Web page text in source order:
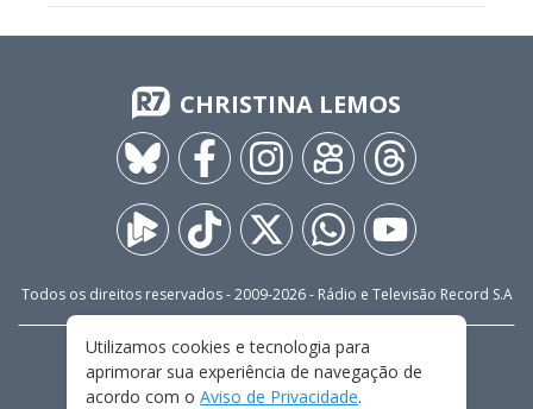
CHRISTINA LEMOS
Todos os direitos reservados - 2009-2026- Rádio e Televisão Record S.A
FALE CONOSCO
PRIVACIDADE
TERMOS E CONDIÇÕES DE USO
Utilizamos cookies e tecnologia para
aprimorar sua experiência de navegação de
acordo com o Aviso de Privacidade.